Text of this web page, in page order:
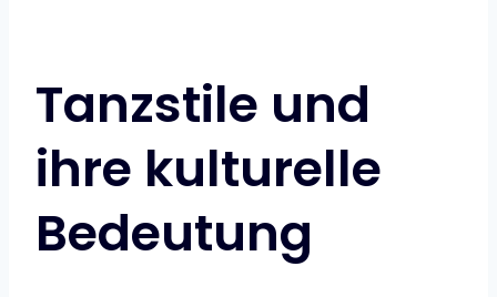
Tanzstile und
ihre kulturelle
Bedeutung